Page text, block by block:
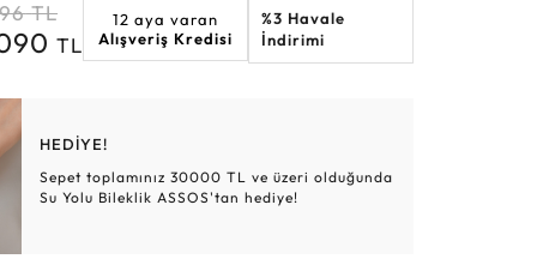
Elmas Bilezikler
Altın Tesbihler
Altın Hasır Setler
Violet Burç
TL
TL
12 aya varan
Alışveriş Kredisi
%3 Havale
İndirimi
HEDİYE!
Sepet toplamınız 30000 TL ve üzeri olduğunda
Su Yolu Bileklik ASSOS'tan hediye!